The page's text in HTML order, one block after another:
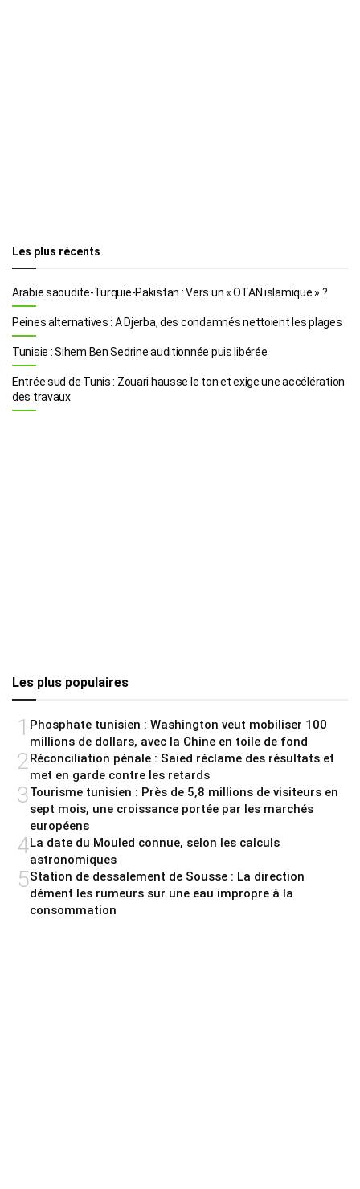
Les plus récents
Arabie saoudite-Turquie-Pakistan : Vers un « OTAN islamique » ?
Peines alternatives : A Djerba, des condamnés nettoient les plages
Tunisie : Sihem Ben Sedrine auditionnée puis libérée
Entrée sud de Tunis : Zouari hausse le ton et exige une accélération
des travaux
Les plus populaires
1 Phosphate tunisien : Washington veut mobiliser 100
millions de dollars, avec la Chine en toile de fond
2Réconciliation pénale : Saied réclame des résultats et
met en garde contre les retards
3Tourisme tunisien : Près de 5,8 millions de visiteurs en
sept mois, une croissance portée par les marchés
européens
4La date du Mouled connue, selon les calculs
astronomiques
5Station de dessalement de Sousse : La direction
dément les rumeurs sur une eau impropre à la
consommation